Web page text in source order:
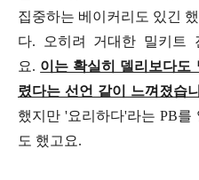
집중하는 베이커리도 있긴
다. 오히려 거대한 밀키트
요. 이는 확실히 델리보다도
렸다는 선언 같이 느껴졌습
했지만 '요리하다'라는 PB를
도 했고요.